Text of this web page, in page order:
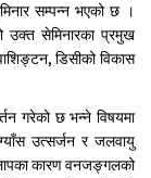
सम्पन्न भएको छ ।
उक्त सेमिनारका प्रमुख
डिसीको विकास
गरेको छ भन्ने विषयमा
उत्सर्जन र जलवायु
कारण वनजङ्गलको